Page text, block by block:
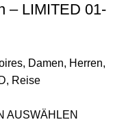
– LIMITED 01-
, Damen, Herren,
, Reise
AUSWÄHLEN